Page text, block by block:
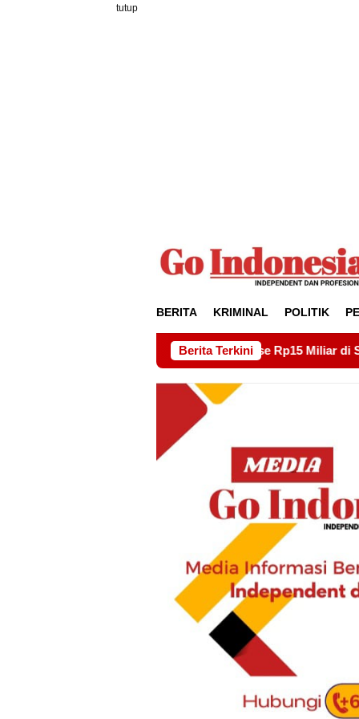
tutup
BERITA KRIMINAL POLITIK
Berita Terkini
Drainase Rp15 Miliar di Sei Beduk, Ini Permintaan AMSBP